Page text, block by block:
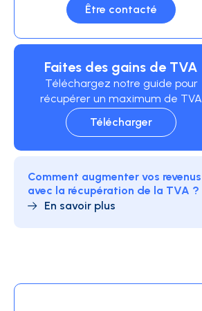
Être contacté
Faites des gains de TVA
Téléchargez notre guide pour
récupérer un maximum de TVA
Télécharger
Comment augmenter vos revenus
avec la récupération de la TVA ?
En savoir plus